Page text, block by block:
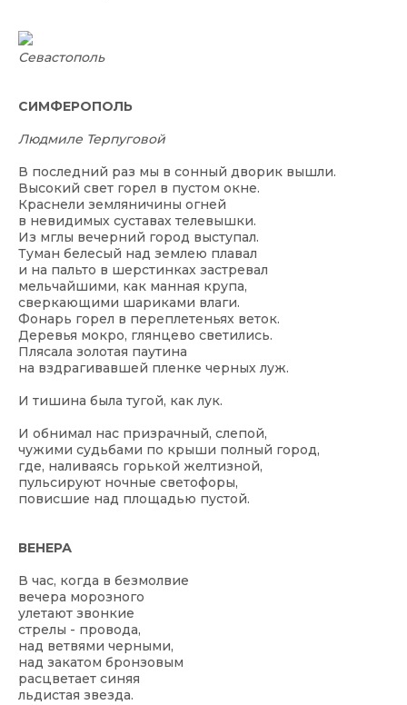
Севастополь
СИМФЕРОПОЛЬ
Людмиле Терпуговой
В последний раз мы в сонный дворик вышли.
Высокий свет горел в пустом окне.
Краснели земляничины огней
в невидимых суставах телевышки.
Из мглы вечерний город выступал.
Туман белесый над землею плавал
и на пальто в шерстинках застревал
мельчайшими, как манная крупа,
сверкающими шариками влаги.
Фонарь горел в переплетеньях веток.
Деревья мокро, глянцево светились.
Плясала золотая паутина
на вздрагивавшей пленке черных луж.
И тишина была тугой, как лук.
И обнимал нас призрачный, слепой,
чужими судьбами по крыши полный город,
где, наливаясь горькой желтизной,
пульсируют ночные светофоры,
повисшие над площадью пустой.
ВЕНЕРА
В час, когда в безмолвие
вечера морозного
улетают звонкие
стрелы - провода,
над ветвями черными,
над закатом бронзовым
расцветает синяя
льдистая звезда.